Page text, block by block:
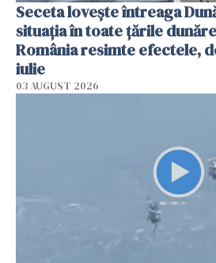
Seceta lovește întreaga
situația în toate țările
România resimte efectele,
iulie
03 AUGUST 2026